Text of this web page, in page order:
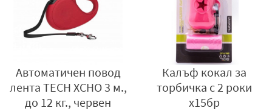
Автоматичен повод
лента TECH XCHO 3 м.,
до 12 кг., червен
Калъф кокал за
торбичка с 2 роки
х15бр